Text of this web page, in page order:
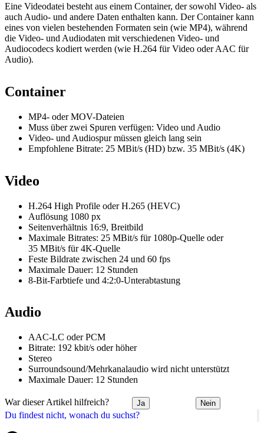
Du findest nicht, wonach du suchst?
Eine Videodatei besteht aus einem Container, der sowohl Video- als
auch Audio- und andere Daten enthalten kann. Der Container kann
eines von vielen bestehenden Formaten sein (wie MP4), während
die Video- und Audiodaten mit verschiedenen Video- und
Audiocodecs kodiert werden (wie H.264 für Video oder AAC für
Audio).
Container
MP4- oder MOV-Dateien
Muss über zwei Spuren verfügen: Video und Audio
Video- und Audiospur müssen gleich lang sein
Empfohlene Bitrate: 25 MBit/s (HD) bzw. 35 MBit/s (4K)
Video
H.264 High Profile oder H.265 (HEVC)
Auflösung 1080 px
Seitenverhältnis 16:9, Breitbild
Maximale Bitrates: 25 MBit/s für 1080p-Quelle oder
35 MBit/s für 4K-Quelle
Feste Bildrate zwischen 24 und 60 fps
Maximale Dauer: 12 Stunden
8-Bit-Farbtiefe und 4:2:0-Unterabtastung
Audio
AAC-LC oder PCM
Bitrate: 192 kbit/s oder höher
Stereo
Surroundsound/Mehrkanalaudio wird nicht unterstützt
Maximale Dauer: 12 Stunden
War dieser Artikel hilfreich? Ja Nein